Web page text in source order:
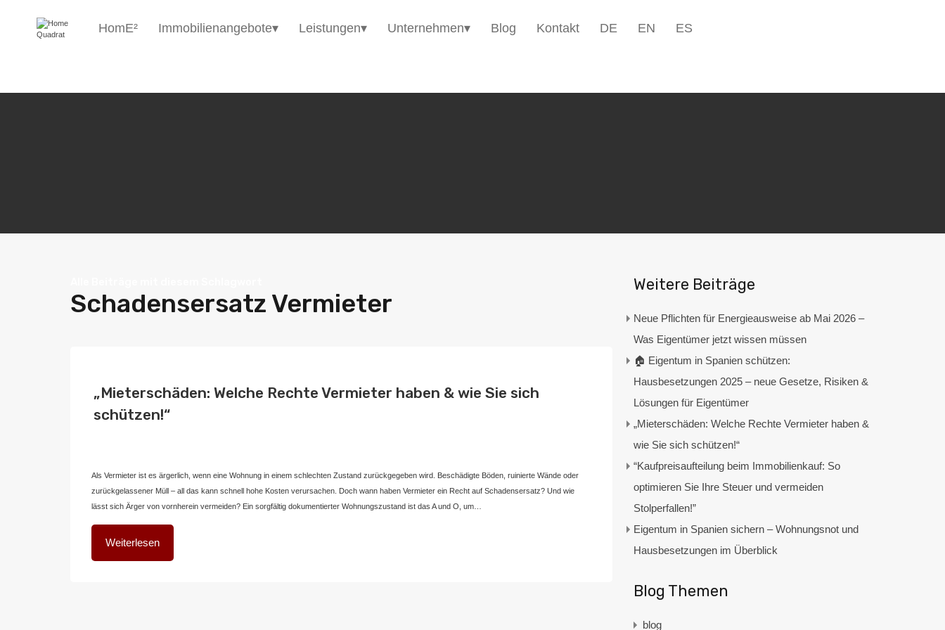
HomE² Immobilienangebote▾ Leistungen▾ Unternehmen▾
HomE² Immobilienangebote▾ Leistungen▾ Unternehmen▾ Blog Kontakt DE EN ES
Schadensersatz Vermieter
„Mieterschäden: Welche Rechte Vermieter haben & wie Sie sich
schützen!“
Als Vermieter ist es ärgerlich, wenn eine Wohnung in einem schlechten Zustand zurückgegeben wird. Beschädigte Böden, ruinierte Wände oder
zurückgelassener Müll – all das kann schnell hohe Kosten verursachen. Doch wann haben Vermieter ein Recht auf Schadensersatz? Und wie
lässt sich Ärger von vornherein vermeiden? Ein sorgfältig dokumentierter Wohnungszustand ist das A und O, um…
Weiterlesen
Weitere Beiträge
Neue Pflichten für Energieausweise ab Mai 2026 –
Was Eigentümer jetzt wissen müssen
🏠 Eigentum in Spanien schützen:
Hausbesetzungen 2025 – neue Gesetze, Risiken &
Lösungen für Eigentümer
„Mieterschäden: Welche Rechte Vermieter haben &
wie Sie sich schützen!“
“Kaufpreisaufteilung beim Immobilienkauf: So
optimieren Sie Ihre Steuer und vermeiden
Stolperfallen!”
Eigentum in Spanien sichern – Wohnungsnot und
Hausbesetzungen im Überblick
Blog Themen
blog